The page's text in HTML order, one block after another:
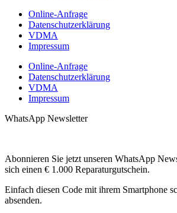
Online-Anfrage
Datenschutzerklärung
VDMA
Impressum
Online-Anfrage
Datenschutzerklärung
VDMA
Impressum
WhatsApp Newsletter
Abonnieren Sie jetzt unseren WhatsApp
sich einen € 1.000 Reparaturgutschein.
Einfach diesen Code mit ihrem Smartphone
absenden.